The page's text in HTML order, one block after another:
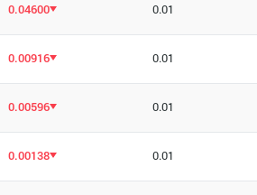
0.04600 0.01
0.00916 0.01
0.00596 0.01
0.00138 0.01